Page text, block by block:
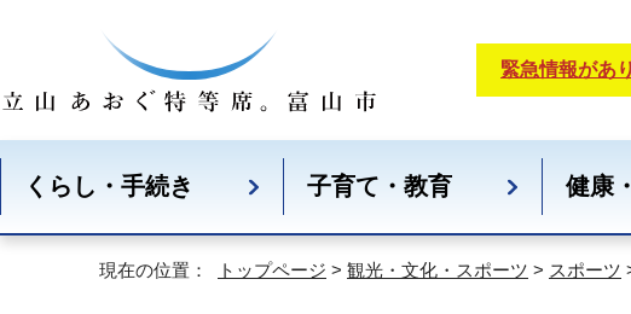
緊急情報があ
くらし・手続き 子育て・教育 健康
現在の位置： トップページ > 観光・文化・スポーツ > スポーツ